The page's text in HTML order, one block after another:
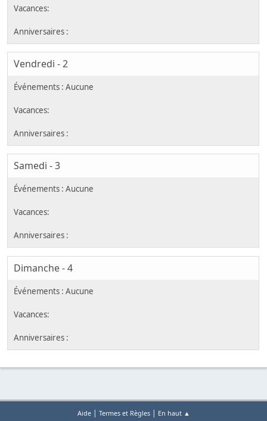
Vendredi - 2
Samedi - 3
Dimanche - 4
Aide| Termes et Règles| En haut ▲